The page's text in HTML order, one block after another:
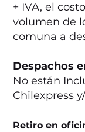
+ IVA, el
volumen de
comuna a
Despachos
No están
Chilexpress
Retiro en